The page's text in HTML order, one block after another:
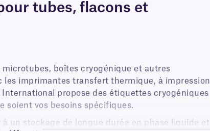
tubes, flacons et
boîtes cryogénique et autres
les imprimantes transfert thermique, à impression
propose des étiquettes cryogéniques
soient vos besoins spécifiques.
un stockage de longue durée en phase liquide et